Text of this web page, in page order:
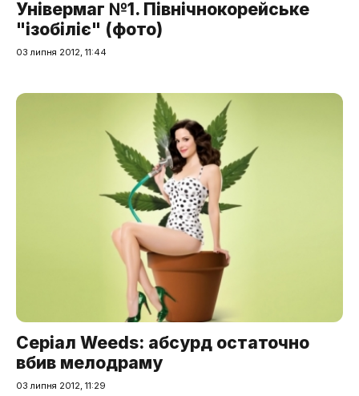
Універмаг №1. Північнокорейське
"ізобіліє" (фото)
03 липня 2012, 11:44
Серіал Weeds: абсурд остаточно
вбив мелодраму
03 липня 2012, 11:29